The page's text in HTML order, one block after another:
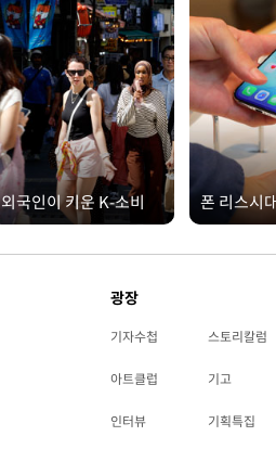
외국인이 키운 K-소비 폰 리스시
광장
기자수첩 스토리칼럼
아트클럽 기고
인터뷰 기획특집